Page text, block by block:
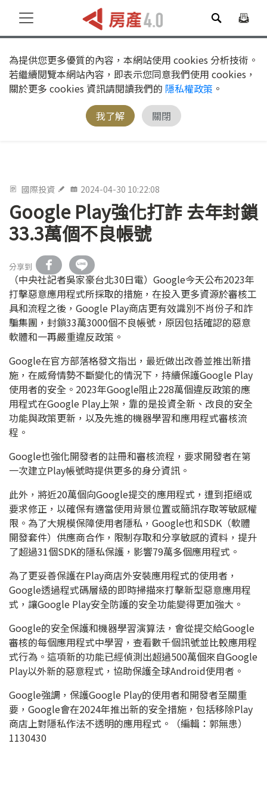
為提供您更多優質的內容，本網站使用 cookies 分析技術。
若繼續閱覽本網站內容，即表示您同意我們使用 cookies，
關於更多 cookies 資訊請閱讀我們的 隱私權政策 。
我了解
關閉
國際投資 2024-04-30 10:22:08
Google Play強化打詐 去年封鎖
33.3萬個不良帳號
分享到
（中央社記者吳家豪台北30日電）Google今天公布2023年
打擊惡意應用程式所採取的措施，在投入更多資源於審核工
具和流程之後，Google Play商店更有效識別不肖份子和詐
騙集團，封鎖33萬3000個不良帳號，原因包括確認的惡意
軟體和一再嚴重違反政策。
Google在官方部落格發文指出，最近做出改善並推出新措
施，在威脅情勢不斷變化的情況下，持續保護Google Play
使用者的安全。2023年Google阻止228萬個違反政策的應
用程式在Google Play上架，靠的是投資全新、改良的安全
功能與政策更新，以及先進的機器學習和應用程式審核流
程。
Google也強化開發者的註冊和審核流程，要求開發者在第
一次建立Play帳號時提供更多的身分資訊。
此外，將近20萬個向Google提交的應用程式，遭到拒絕或
要求修正，以確保有適當使用背景位置或簡訊存取等敏感權
限。為了大規模保障使用者隱私，Google也和SDK（軟體
開發套件）供應商合作，限制存取和分享敏感的資料，提升
了超過31個SDK的隱私保護，影響79萬多個應用程式。
為了更妥善保護在Play商店外安裝應用程式的使用者，
Google透過程式碼層級的即時掃描來打擊新型惡意應用程
式，讓Google Play安全防護的安全功能變得更加強大。
Google的安全保護和機器學習演算法，會從提交給Google
審核的每個應用程式中學習，查看數千個訊號並比較應用程
式行為。這項新的功能已經偵測出超過500萬個來自Google
Play以外新的惡意程式，協助保護全球Android使用者。
Google強調，保護Google Play的使用者和開發者至關重
要，Google會在2024年推出新的安全措施，包括移除Play
商店上對隱私作法不透明的應用程式。（編輯：郭無患）
1130430